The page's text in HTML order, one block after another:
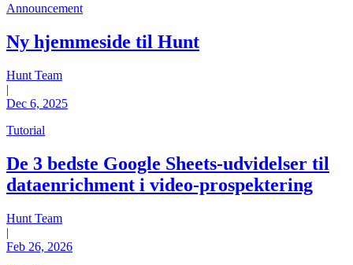
Announcement
Ny hjemmeside til Hunt
Hunt Team
|
Dec 6, 2025
Tutorial
De 3 bedste Google Sheets-udvidelser til
dataenrichment i video-prospektering
Hunt Team
|
Feb 26, 2026